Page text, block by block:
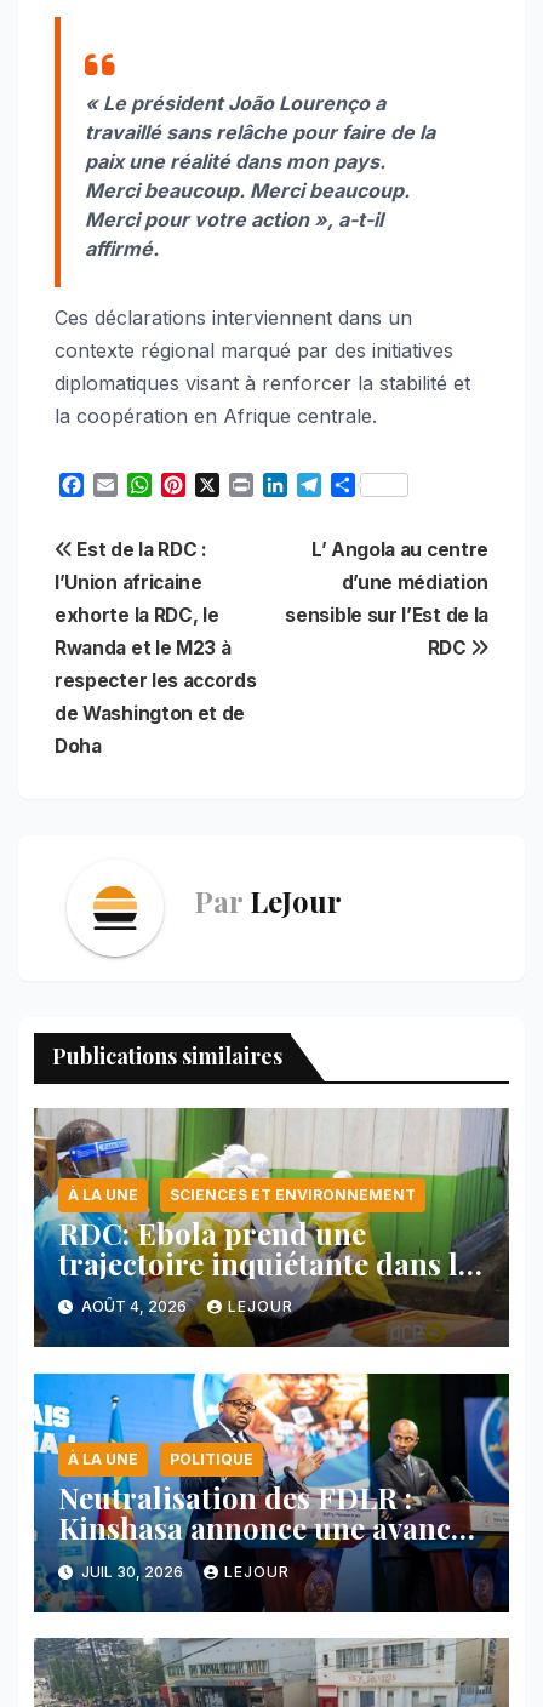
«Le président João Lourenço a
travaillé sans relâche pour faire de la
paix une réalité dans mon pays.
Merci beaucoup. Merci beaucoup.
Merci pour votre action », a-t-il
affirmé.
Ces déclarations interviennent dans un
contexte régional marqué par des initiatives
diplomatiques visant à renforcer la stabilité et
la coopération en Afrique centrale.
e
b
o
k
i
W
t
s
A
p
t
e
r
e
s
t
d
e
r
S
r
e
Navigation
de
l’article
L’ Angola au centre
d’une médiation
sensible sur l’Est de la
RDC
Est de la RDC :
l’Union africaine
exhorte la RDC, le
Rwanda et le M23 à
respecter les accords
de Washington et de
Doha
Par LeJour
Publications similaires
À LA UNE SCIENCES ET ENVIRONNEMENT
RDC: Ebola prend une
trajectoire inquiétante dans le
nord-est du pays
AOÛT 4, 2026 LEJOUR
À LA UNE POLITIQUE
Neutralisation des FDLR :
Kinshasa annonce une avancée
majeure et maintient sa ligne
face au Rwanda
JUIL 30, 2026 LEJOUR